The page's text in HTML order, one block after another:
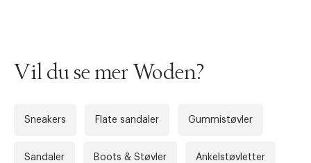
Vil du se mer Woden?
Sneakers Flate sandaler Gummistøvler
Sandaler Boots & Støvler Ankelstøvletter